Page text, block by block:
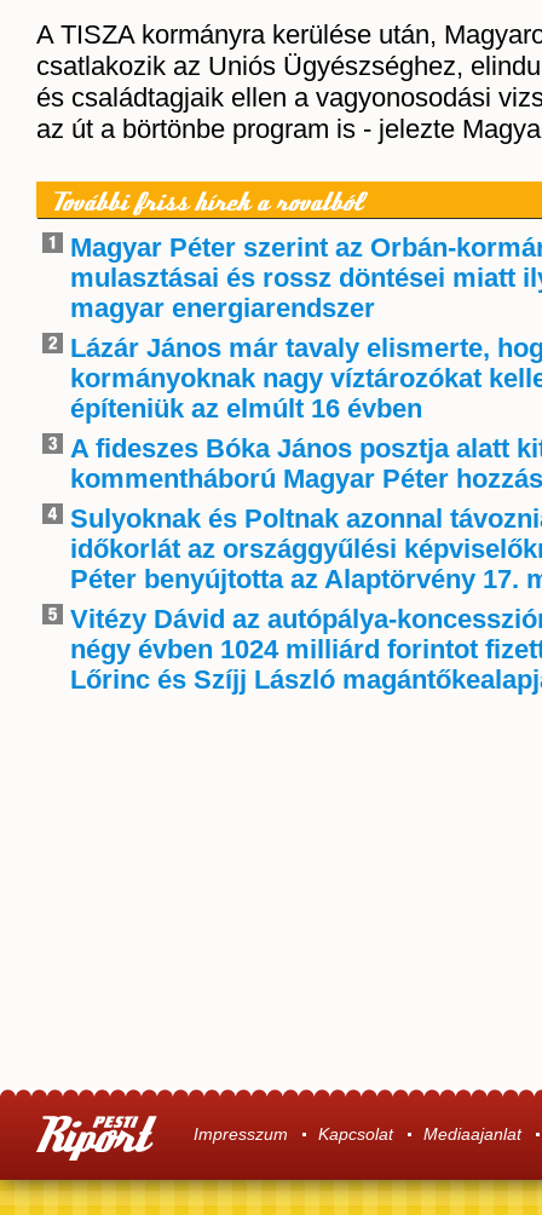
A TISZA kormányra kerülése után,
csatlakozik az Uniós Ügyészséghez,
és családtagjaik ellen a vagyonosodási
az út a börtönbe program is - jelezte
További friss hírek a rovatból
Magyar Péter szerint az Orbán-
mulasztásai és rossz döntései miatt
magyar energiarendszer
Lázár János már tavaly elismerte,
kormányoknak nagy víztározókat
építeniük az elmúlt 16 évben
A fideszes Bóka János posztja alatt
kommentháború Magyar Péter
Sulyoknak és Poltnak azonnal
időkorlát az országgyűlési
Péter benyújtotta az Alaptörvény 17.
Vitézy Dávid az autópálya-
négy évben 1024 milliárd forintot
Lőrinc és Szíjj László
Impresszum Kapcsolat Mediaajanlat